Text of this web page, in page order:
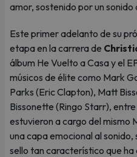
amor, sostenido por un sonido
Este primer adelanto de su
etapa en la carrera de
álbum He Vuelto a Casa y el
músicos de élite como Mark
Parks (Eric Clapton), Matt
Bissonette (Ringo Starr),
estuvieron a cargo del mismo
una capa emocional al
sello tan característico que ha